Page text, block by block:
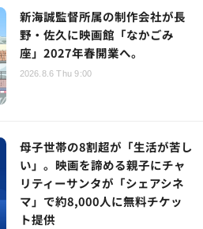
新海誠監督所属の制作会社が長
野・佐久に映画館「なかごみ
座」2027年春開業へ。
2026.8.6 Thu 9:00
母子世帯の8割超が「生活が苦し
い」。映画を諦める親子にチャ
リティーサンタが「シェアシネ
マ」で約8,000人に無料チケッ
ト提供